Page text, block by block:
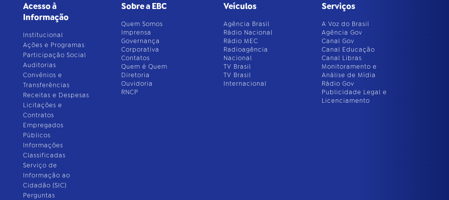
Acesso à
Informação
Institucional
Ações e Programas
Participação Social
Auditorias
Convênios e
Transferências
Receitas e Despesas
Licitações e
Contratos
Empregados
Públicos
Informações
Classificadas
Serviço de
Informação ao
Cidadão (SIC)
Perguntas
Sobre a EBC
Quem Somos
Imprensa
Governança
Corporativa
Contatos
Quem é Quem
Diretoria
Ouvidoria
RNCP
Veículos
Agência Brasil
Rádio Nacional
Rádio MEC
Radioagência
Nacional
TV Brasil
TV Brasil
Internacional
Serviços
A Voz do Brasil
Agência Gov
Canal Gov
Canal Educação
Canal Libras
Monitoramento e
Análise de Mídia
Rádio Gov
Publicidade Legal e
Licenciamento